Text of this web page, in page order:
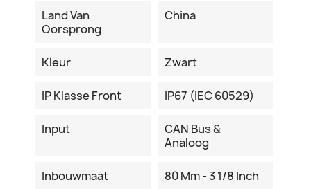
Land Van
Oorsprong
China
Kleur Zwart
IP Klasse Front IP67 (IEC 60529)
Input
CAN Bus &
Analoog
Inbouwmaat 80 Mm - 3 1/8 Inch